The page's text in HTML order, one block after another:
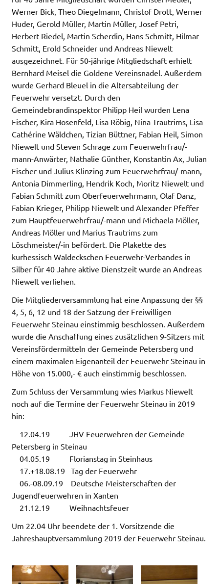
Werner Bick, Theo Diegelmann, Christof Drott, Werner
Huder, Gerold Müller, Martin Müller, Josef Petri,
Herbert Riedel, Martin Scherdin, Hans Schmitt, Hilmar
Schmitt, Erold Schneider und Andreas Niewelt
ausgezeichnet. Für 50-jährige Mitgliedschaft erhielt
Bernhard Meisel die Goldene Vereinsnadel. Außerdem
wurde Gerhard Bleuel in die Altersabteilung der
Feuerwehr versetzt. Durch den
Gemeindebrandinspektor Philipp Heil wurden Lena
Fischer, Kira Hosenfeld, Lisa Röbig, Nina Trautrims, Lisa
Cathérine Wäldchen, Tizian Büttner, Fabian Heil, Simon
Niewelt und Steven Schrage zum Feuerwehrfrau/-
mann-Anwärter, Nathalie Günther, Konstantin Ax, Julian
Fischer und Julius Klinzing zum Feuerwehrfrau/-mann,
Antonia Dimmerling, Hendrik Koch, Moritz Niewelt und
Fabian Schmitt zum Oberfeuerwehrmann, Olaf Danz,
Fabian Krieger, Philipp Niewelt und Alexander Pfeffer
zum Hauptfeuerwehrfrau/-mann und Michaela Möller,
Andreas Möller und Marius Trautrims zum
Löschmeister/-in befördert. Die Plakette des
kurhessisch Waldeckschen Feuerwehr-Verbandes in
Silber für 40 Jahre aktive Dienstzeit wurde an Andreas
Niewelt verliehen.
Die Mitgliederversammlung hat eine Anpassung der §§
4, 5, 6, 12 und 18 der Satzung der Freiwilligen
Feuerwehr Steinau einstimmig beschlossen. Außerdem
wurde die Anschaffung eines zusätzlichen 9-Sitzers mit
Vereinsfördermitteln der Gemeinde Petersberg und
einem maximalen Eigenanteil der Feuerwehr Steinau in
Höhe von 15.000,- € auch einstimmig beschlossen.
Zum Schluss der Versammlung wies Markus Niewelt
noch auf die Termine der Feuerwehr Steinau in 2019
hin:
12.04.19 JHV Feuerwehren der Gemeinde
Petersberg in Steinau
04.05.19 Florianstag in Steinhaus
17.+18.08.19 Tag der Feuerwehr
06.-08.09.19 Deutsche Meisterschaften der
Jugendfeuerwehren in Xanten
21.12.19 Weihnachtsfeuer
Um 22.04 Uhr beendete der 1. Vorsitzende die
Jahreshauptversammlung 2019 der Feuerwehr Steinau.